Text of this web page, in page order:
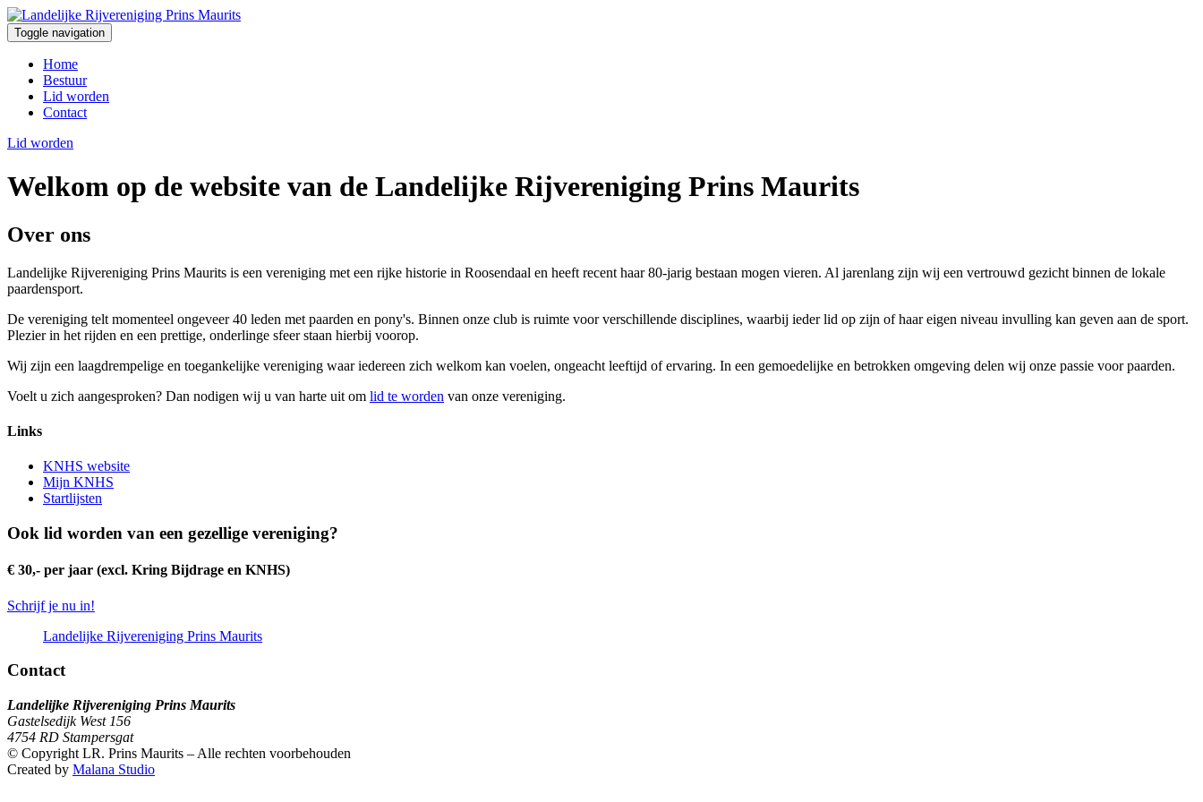
Toggle navigation
Home
Bestuur
Lid worden
Contact
Lid worden
Welkom op de website van de Landelijke Rijvereniging Prins Maurits
Over ons
Landelijke Rijvereniging Prins Maurits is een vereniging met een rijke historie in Roosendaal en heeft recent haar 80-jarig bestaan mogen vieren. Al jarenlang zijn wij een vertrouwd gezicht binnen de lokale
paardensport.
De vereniging telt momenteel ongeveer 40 leden met paarden en pony's. Binnen onze club is ruimte voor verschillende disciplines, waarbij ieder lid op zijn of haar eigen niveau invulling kan geven aan de sport.
Plezier in het rijden en een prettige, onderlinge sfeer staan hierbij voorop.
Wij zijn een laagdrempelige en toegankelijke vereniging waar iedereen zich welkom kan voelen, ongeacht leeftijd of ervaring. In een gemoedelijke en betrokken omgeving delen wij onze passie voor paarden.
Voelt u zich aangesproken? Dan nodigen wij u van harte uit om lid te worden van onze vereniging.
Links
KNHS website
Mijn KNHS
Startlijsten
Ook lid worden van een gezellige vereniging?
€ 30,- per jaar (excl. Kring Bijdrage en KNHS)
Schrijf je nu in!
Landelijke Rijvereniging Prins Maurits
Contact
Landelijke Rijvereniging Prins Maurits
Gastelsedijk West 156
4754 RD Stampersgat
© Copyright LR. Prins Maurits – Alle rechten voorbehouden
Created by Malana Studio